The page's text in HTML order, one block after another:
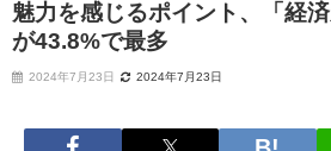
魅力を感じるポイント、「経済
が43.8%で最多
2024年7月23日 2024年7月23日